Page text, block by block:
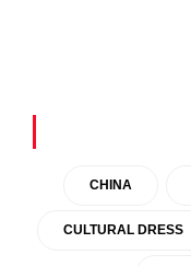
CHINA
CULTURAL DRESS